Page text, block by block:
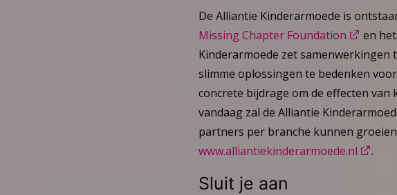
De Alliantie Kinderarmoede is
Missing Chapter Foundation
en het
Kinderarmoede zet samenwerkingen
slimme oplossingen te bedenken
concrete bijdrage om de effecten
vandaag zal de Alliantie
partners per branche kunnen
www.alliantiekinderarmoede.nl
.
Sluit je aan